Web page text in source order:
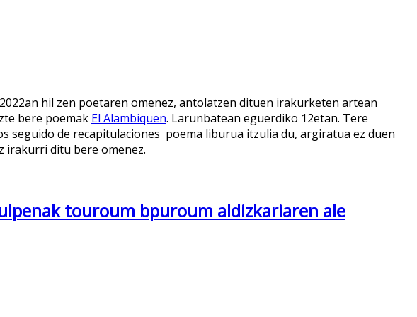
hil zen poetaren omenez, antolatzen dituen irakurketen artean
bere poemak El Alambiquen. Larunbatean eguerdiko 12etan. Tere
seguido de recapitulaciones poema liburua itzulia du, argiratua ez duen
irakurri ditu bere omenez.
touroum bpuroum aldizkariaren ale